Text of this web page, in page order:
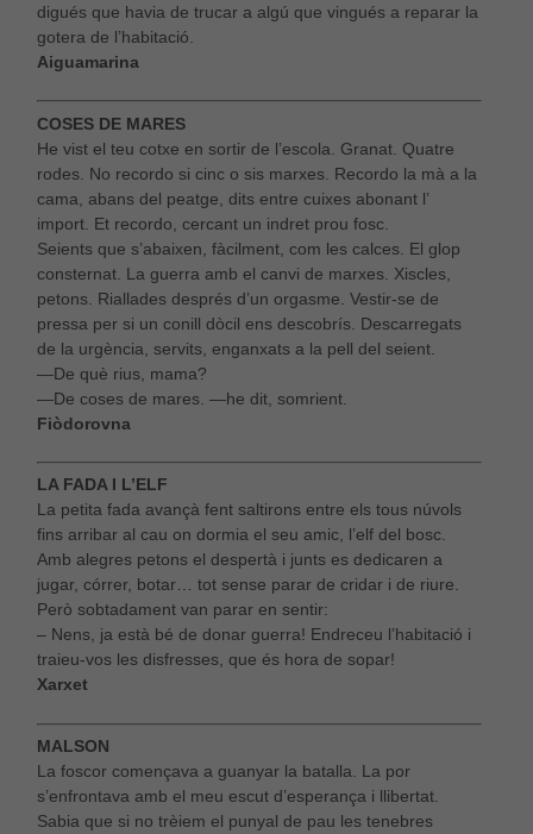
digués que havia de trucar a algú que vingués a reparar la
gotera de l’habitació.
Aiguamarina
COSES DE MARES
He vist el teu cotxe en sortir de l’escola. Granat. Quatre
rodes. No recordo si cinc o sis marxes. Recordo la mà a la
cama, abans del peatge, dits entre cuixes abonant l’
import. Et recordo, cercant un indret prou fosc.
Seients que s’abaixen, fàcilment, com les calces. El glop
consternat. La guerra amb el canvi de marxes. Xiscles,
petons. Riallades després d’un orgasme. Vestir-se de
pressa per si un conill dòcil ens descobrís. Descarregats
de la urgència, servits, enganxats a la pell del seient.
—De què rius, mama?
—De coses de mares. —he dit, somrient.
Fiòdorovna
LA FADA I L’ELF
La petita fada avançà fent saltirons entre els tous núvols
fins arribar al cau on dormia el seu amic, l’elf del bosc.
Amb alegres petons el despertà i junts es dedicaren a
jugar, córrer, botar… tot sense parar de cridar i de riure.
Però sobtadament van parar en sentir:
– Nens, ja està bé de donar guerra! Endreceu l’habitació i
traieu-vos les disfresses, que és hora de sopar!
Xarxet
MALSON
La foscor començava a guanyar la batalla. La por
s’enfrontava amb el meu escut d’esperança i llibertat.
Sabia que si no trèiem el punyal de pau les tenebres